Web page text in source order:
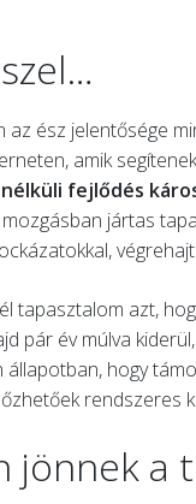
ész jelentősége
amik
fejlődés
jártas
tapasztalom azt,
pár év múlva
állapotban, hogy
rendszeres
jönnek a